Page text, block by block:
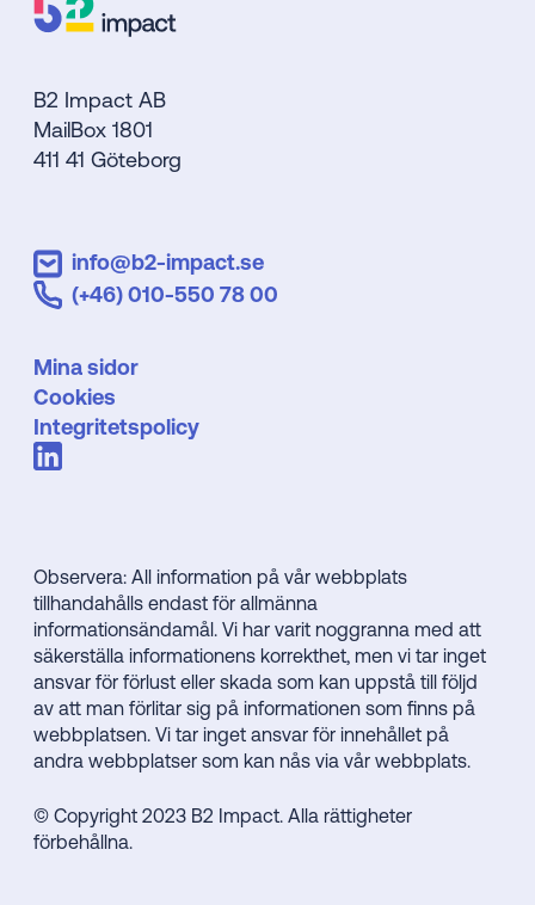
B2 Impact AB
MailBox 1801
411 41 Göteborg
info@b2-impact.se
(+46) 010-550 78 00
Mina sidor
Cookies
Integritetspolicy
Observera: All information på vår webbplats
tillhandahålls endast för allmänna
informationsändamål. Vi har varit noggranna med att
säkerställa informationens korrekthet, men vi tar inget
ansvar för förlust eller skada som kan uppstå till följd
av att man förlitar sig på informationen som finns på
webbplatsen. Vi tar inget ansvar för innehållet på
andra webbplatser som kan nås via vår webbplats.
© Copyright 2023 B2 Impact. Alla rättigheter
förbehållna.